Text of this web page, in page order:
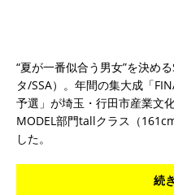
“夏が一番似合う男女”を決め
タ/SSA）。年間の集大成「
予選」が埼玉・行田市産業文
MODEL部門tallクラス（
した。
続